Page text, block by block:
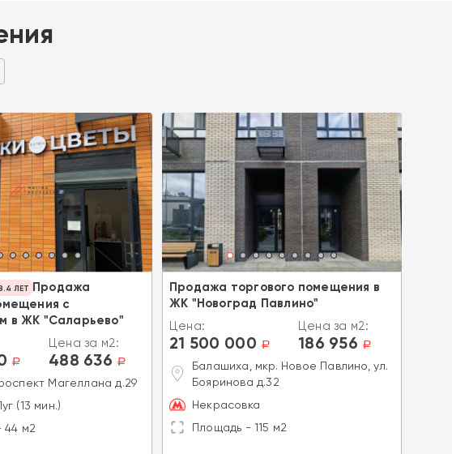
ЛЕТ Продажа
с
в ЖК "Саларьево"
a
Цена за м2:
488 636 a
Магеллана д.29
(13 мин.)
44 м2
Продажа торгового помещения в
ЖК "Новоград Павлино"
Цена:
21 500 000 a
Цена за м2:
186 956 a
Балашиха, мкр. Новое Павлино, ул.
Бояринова д.32
Некрасовка
Площадь - 115 м2